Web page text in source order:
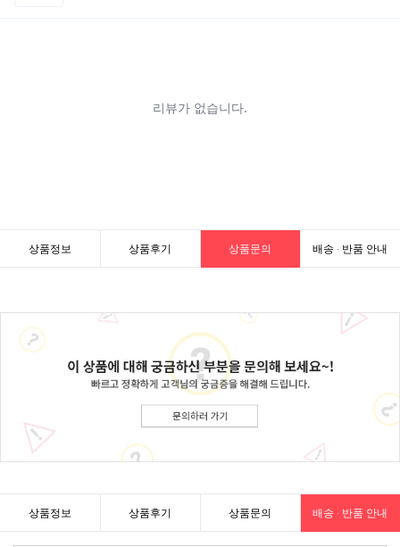
상품정보 상품후기 상품문의 배송 · 반품 안내
상품정보 상품후기 상품문의 배송 · 반품 안내